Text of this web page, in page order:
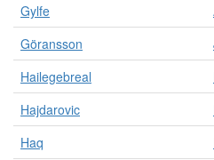
r
r
Gylfe
Göransson
Hailegebreal
Hajdarovic
Haq